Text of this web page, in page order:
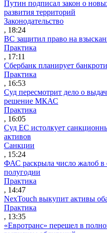
Путин подписал закон о
развития территорий
Законодательство
, 18:24
ВС защитил право на
Практика
, 17:11
Сбербанк планирует
Практика
, 16:53
Суд пересмотрит дело о
решение МКАС
Практика
, 16:05
Суд ЕС истолкует
активов
Санкции
, 15:24
ФАС раскрыла число жалоб в
полугодии
Практика
, 14:47
NexTouch выкупит активы
Практика
, 13:35
«Евротранс» перешел в